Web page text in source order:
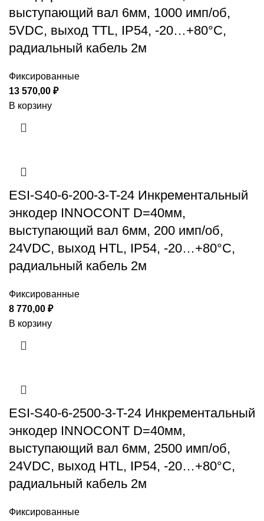
выступающий вал 6мм, 1000 имп/об,
5VDC, выход TTL, IP54, -20…+80°C,
радиальный кабель 2м
Фиксированные
13 570,00 ₽
В корзину
ESI-S40-6-200-3-T-24 Инкрементальный
энкодер INNOCONT D=40мм,
выступающий вал 6мм, 200 имп/об,
24VDC, выход HTL, IP54, -20…+80°C,
радиальный кабель 2м
Фиксированные
8 770,00 ₽
В корзину
ESI-S40-6-2500-3-T-24 Инкрементальный
энкодер INNOCONT D=40мм,
выступающий вал 6мм, 2500 имп/об,
24VDC, выход HTL, IP54, -20…+80°C,
радиальный кабель 2м
Фиксированные